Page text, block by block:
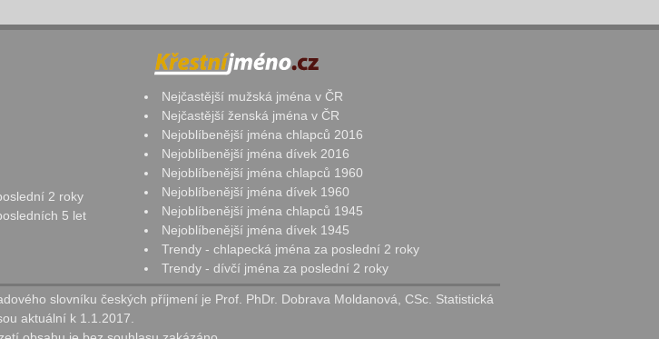
2 roky
5 let
Nejčastější mužská jména v ČR
Nejčastější ženská jména v ČR
Nejoblíbenější jména chlapců 2016
Nejoblíbenější jména dívek 2016
Nejoblíbenější jména chlapců 1960
Nejoblíbenější jména dívek 1960
Nejoblíbenější jména chlapců 1945
Nejoblíbenější jména dívek 1945
Trendy - chlapecká jména za poslední 2 roky
Trendy - dívčí jména za poslední 2 roky
slovníku českých příjmení je Prof. PhDr. Dobrava Moldanová, CSc. Statistická
aktuální k 1.1.2017.